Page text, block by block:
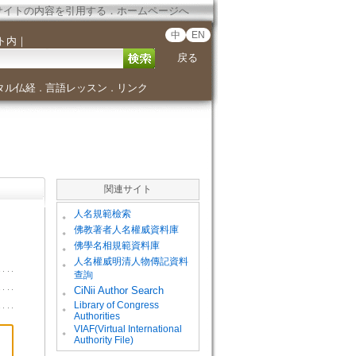
イトの内容を引用する．ホームページへ
内 ｜ 中 EN
戻る
ル仏経． 言語レッスン ． リンク
関連サイト
。 人名規範檢索
。 佛教著者人名權威資料庫
。 佛學名相規範資料庫
。
人名權威明清人物傳記資料
查詢
。
CiNii Author Search
。
Library of Congress
Authorities
。
VIAF(Virtual International
Authority File)